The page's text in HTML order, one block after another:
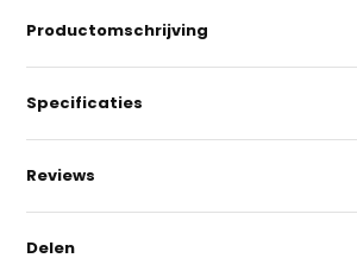
Productomschrijving
Specificaties
Reviews
Delen